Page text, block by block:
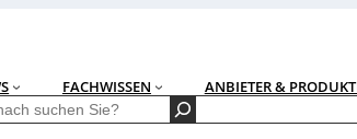
FACHWISSEN ANBIETER &